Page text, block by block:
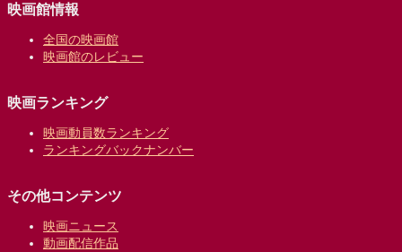
映画館情報
全国の映画館
映画館のレビュー
映画ランキング
映画動員数ランキング
ランキングバックナンバー
その他コンテンツ
映画ニュース
動画配信作品